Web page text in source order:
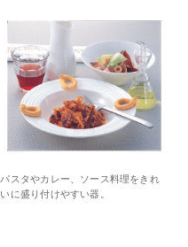
パスタやカレー、ソース料理をきれ
いに盛り付けやすい器。